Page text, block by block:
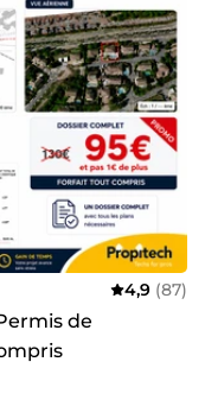
4,9 (87)
de